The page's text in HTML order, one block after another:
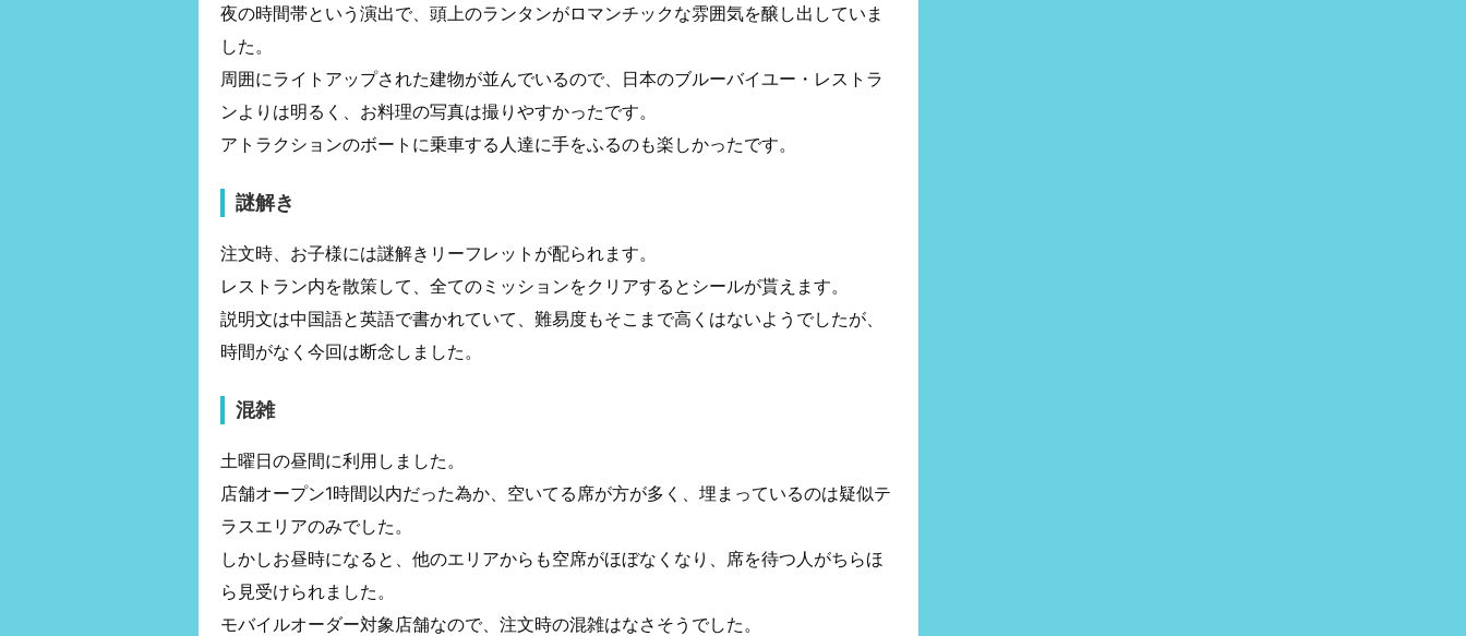
夜の時間帯という演出で、頭上のランタンがロマンチックな雰囲気を醸し出していま
した。
周囲にライトアップされた建物が並んでいるので、日本のブルーバイユー・レストラ
ンよりは明るく、お料理の写真は撮りやすかったです。
アトラクションのボートに乗車する人達に手をふるのも楽しかったです。
謎解き
注文時、お子様には謎解きリーフレットが配られます。
レストラン内を散策して、全てのミッションをクリアするとシールが貰えます。
説明文は中国語と英語で書かれていて、難易度もそこまで高くはないようでしたが、
時間がなく今回は断念しました。
混雑
土曜日の昼間に利用しました。
店舗オープン1時間以内だった為か、空いてる席が方が多く、埋まっているのは疑似テ
ラスエリアのみでした。
しかしお昼時になると、他のエリアからも空席がほぼなくなり、席を待つ人がちらほ
ら見受けられました。
モバイルオーダー対象店舗なので、注文時の混雑はなさそうでした。